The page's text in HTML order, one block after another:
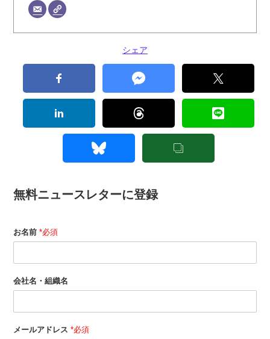
シェア
無料ニュースレターに登録
お名前*必須
会社名・組織名
メールアドレス*必須